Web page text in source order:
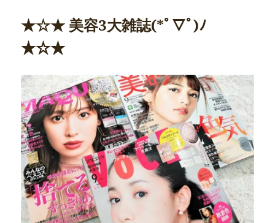
★☆★ 美容3大雑誌(*ﾟ▽ﾟ)ﾉ
★☆★